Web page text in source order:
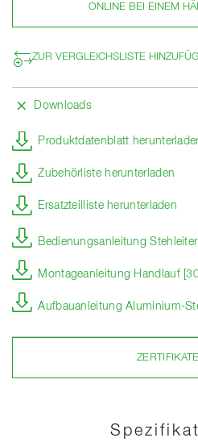
ONLINE BEI EINEM
ZUR VERGLEICHSLISTE
Downloads
Produktdatenblatt
Zubehörliste herunterladen
Ersatzteilliste herunterladen
Bedienungsanleitung
Montageanleitung Handlauf
Aufbauanleitung Aluminium-
ZERTIFIKATE